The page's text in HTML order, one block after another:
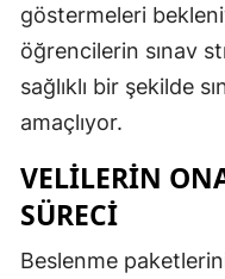
göstermeleri
öğrencilerin sınav
sağlıklı bir şekilde
amaçlıyor.
VELILERIN
SÜRECI
Beslenme